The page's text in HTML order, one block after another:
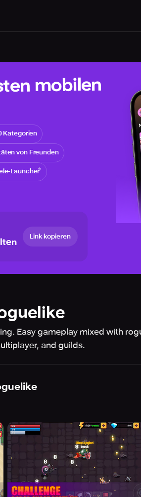
mobilen
Kategorien
von Freunden
Launcher
Link kopieren
Easy gameplay mixed with
and guilds.